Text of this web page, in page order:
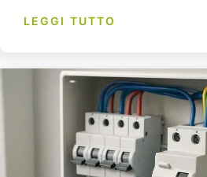
LEGGI TUTTO